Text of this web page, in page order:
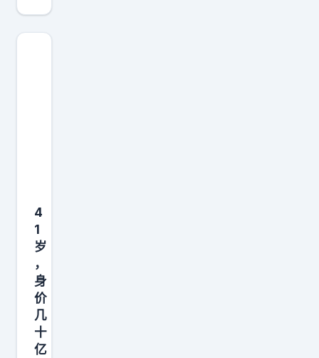
是
拿
到
了
我
想
要
的
待
坦
言
如
今
回
头
看
4
1
岁
，
身
价
几
十
亿